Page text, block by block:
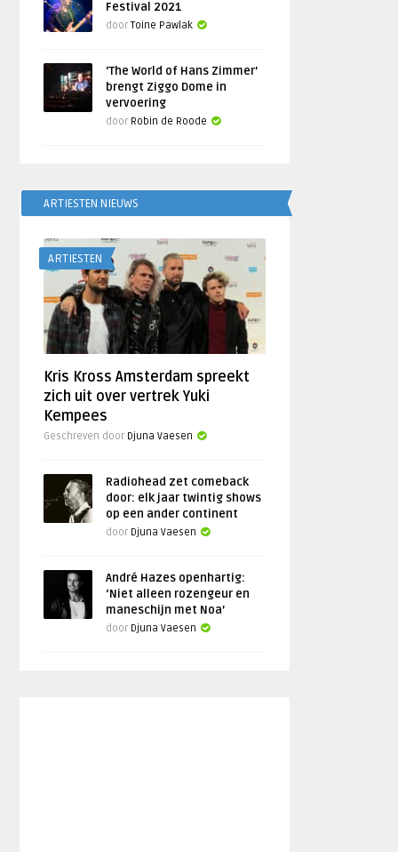
Festival 2021
doorToine Pawlak
‘The World of Hans Zimmer’
brengt Ziggo Dome in
vervoering
door Robin de Roode
ARTIESTEN NIEUWS
ARTIESTEN
Kris Kross Amsterdam spreekt
zich uit over vertrek Yuki
Kempees
Geschreven door Djuna Vaesen
Radiohead zet comeback
door: elk jaar twintig shows
op een ander continent
door Djuna Vaesen
André Hazes openhartig:
‘Niet alleen rozengeur en
maneschijn met Noa’
door Djuna Vaesen